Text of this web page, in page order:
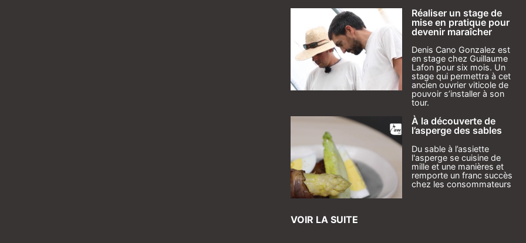
Réaliser un stage de
mise en pratique pour
devenir maraîcher
Denis Cano Gonzalez est
en stage chez Guillaume
Lafon pour six mois. Un
stage qui permettra à cet
ancien ouvrier viticole de
pouvoir s’installer à son
tour.
À la découverte de
l’asperge des sables
Du sable à l’assiette
l'asperge se cuisine de
mille et une manières et
remporte un franc succès
chez les consommateurs
VOIR LA SUITE